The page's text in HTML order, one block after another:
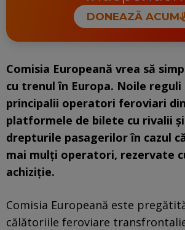
DONEAZĂ ACUM
Comisia Europeană vrea să
cu trenul în Europa. Noile
principalii operatori feroviari
platformele de bilete cu rivalii
drepturile pasagerilor în cazul
mai mulți operatori, rezervate
achiziție.
Comisia Europeană este
călătoriile feroviare